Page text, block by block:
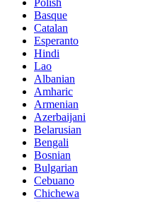
Polish
Basque
Catalan
Esperanto
Hindi
Lao
Albanian
Amharic
Armenian
Azerbaijani
Belarusian
Bengali
Bosnian
Bulgarian
Cebuano
Chichewa